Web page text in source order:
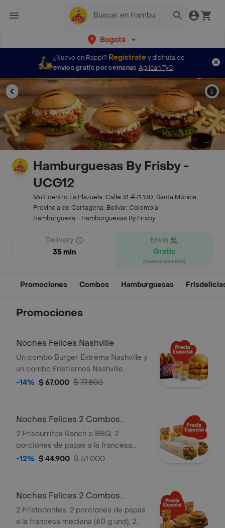
Bogotá
¿Nuevo en Rappi? Regístratey disfruta de
envíos gratis por semanas Aplican TyC
Hamburguesas By Frisby -
UCG12
Multicentro La Plazuela, Calle 31 #71 130, Santa Mónica,
Provincia de Cartagena, Bolívar, Colombia
Hamburguesa - Hamburguesas By Frisby
Delivery
35 min
Envío
Gratis
(nuevos usuarios)
Promociones Combos Hamburguesas
Promociones
Noches Felices Nashville
Un combo Burger Extrema Nashville y
un combo Fristiernos Nashville
(imagen de producto corresponde a
-14% $ 67.000 $ 77.800
Noches Felices 2 Combos
Frisburritos
2 Frisburritos Ranch o BBQ, 2
porciones de papas a la francesa
mediana (60 g und) y 2 gaseosas (325
-12% $ 44.900 $ 51.000
Noches Felices 2 Combos
Fristodontes
2 Fristodontes, 2 porciones de papas
a la francesa mediana (60 g und), 2